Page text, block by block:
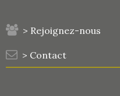
> Rejoignez-nous
> Contact